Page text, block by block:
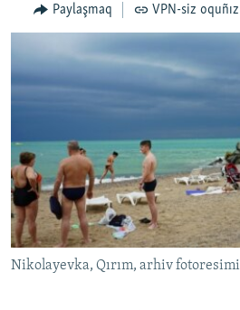
qaytmaq
MEDENİYET
İNSAN AQLARI
VİDEO
SÜRET
BLOGLAR
FİKİR
Русский
Українською
Paylaşmaq VPN-siz oquñız
Nikolayevka, Qırım, arhiv fotoresimi